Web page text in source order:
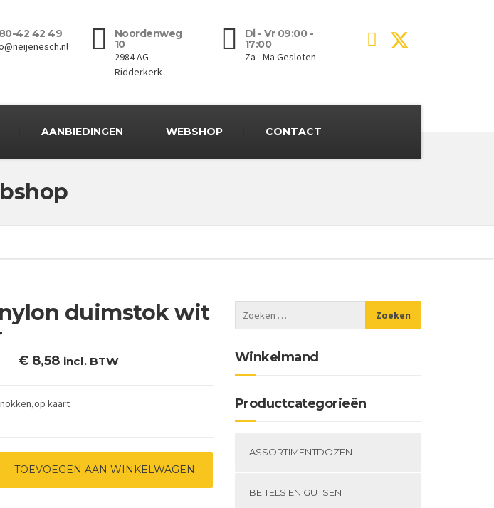
42 42 49
Noordenweg
10
2984 AG
Ridderkerk
Di - Vr 09:00 -
17:00
Za - Ma Gesloten
AANBIEDINGEN WEBSHOP CONTACT
duimstok wit
€8,58 incl. BTW
kaart
TOEVOEGEN AAN WINKELWAGEN
Winkelmand
Productcategorieën
ASSORTIMENTDOZEN
BEITELS EN GUTSEN